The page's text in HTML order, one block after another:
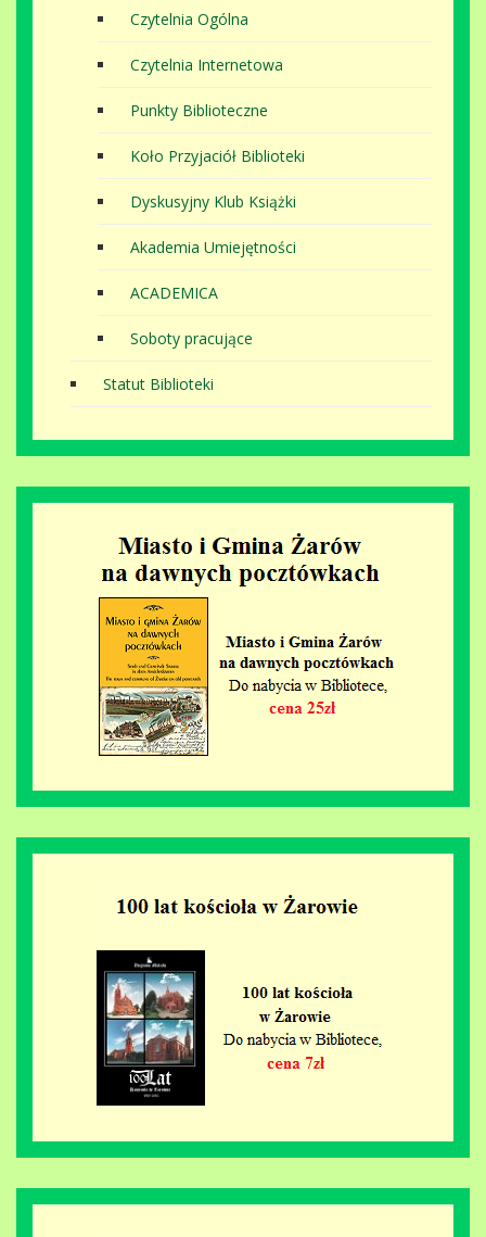
Czytelnia Ogólna
Czytelnia Internetowa
Punkty Biblioteczne
Koło Przyjaciół Biblioteki
Dyskusyjny Klub Książki
Akademia Umiejętności
ACADEMICA
Soboty pracujące
Statut Biblioteki